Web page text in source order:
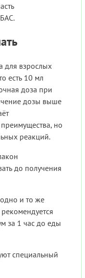
для взрослых
есть 10 мл
доза при
дозы выше
но
реакций.
до получения
и то же
за 1 час до еды
специальный